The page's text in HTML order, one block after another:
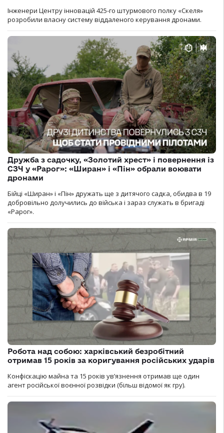
Інженери Центру інновацій 425-го штурмового полку «Скеля»
розробили власну систему віддаленого керування дронами.
Дружба з садочку, «Золотий хрест» і повернення із
СЗЧ у «Рарог»: «Ширан» і «Пін» обрали воювати
дронами
Бійці «Ширан» і «Пін» дружать ще з дитячого садка, обидва в 19
добровільно долучились до війська і зараз служать в бригаді
«Рарог».
Робота над собою: харківський безробітний
отримав 15 років за коригування російських ударів
Конфіскацію майна та 15 років увʼязнення отримав ще один
агент російської воєнної розвідки (більш відомої як гру).